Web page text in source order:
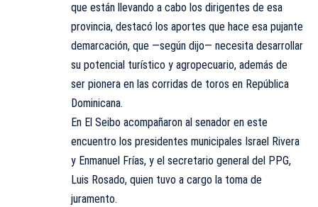
que están llevando a cabo los dirigentes de esa
provincia, destacó los aportes que hace esa pujante
demarcación, que —según dijo— necesita desarrollar
su potencial turístico y agropecuario, además de
ser pionera en las corridas de toros en República
Dominicana.
En El Seibo acompañaron al senador en este
encuentro los presidentes municipales Israel Rivera
y Enmanuel Frías, y el secretario general del PPG,
Luis Rosado, quien tuvo a cargo la toma de
juramento.